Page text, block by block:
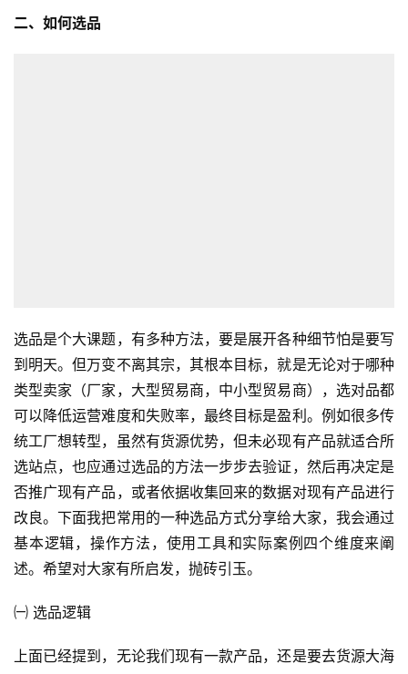
二、如何选品
选品是个大课题，有多种方法，要是展开各种细节怕是要写
到明天。但万变不离其宗，其根本目标，就是无论对于哪种
类型卖家（厂家，大型贸易商，中小型贸易商），选对品都
可以降低运营难度和失败率，最终目标是盈利。例如很多传
统工厂想转型，虽然有货源优势，但未必现有产品就适合所
选站点，也应通过选品的方法一步步去验证，然后再决定是
否推广现有产品，或者依据收集回来的数据对现有产品进行
改良。下面我把常用的一种选品方式分享给大家，我会通过
基本逻辑，操作方法，使用工具和实际案例四个维度来阐
述。希望对大家有所启发，抛砖引玉。
㈠ 选品逻辑
上面已经提到，无论我们现有一款产品，还是要去货源大海